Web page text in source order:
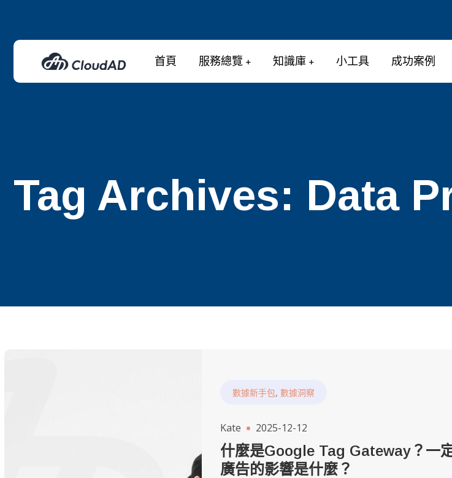
首頁 服務總覽 知識庫 小工具 成功案例
Tag Archives: Data
數據新手包,數據洞察
Kate 2025-12-12
什麼是Google Tag Gateway？一
廣告的影響是什麼？